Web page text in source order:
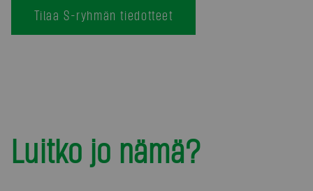
Tilaa S-ryhmän tiedotteet
Luitko jo nämä?